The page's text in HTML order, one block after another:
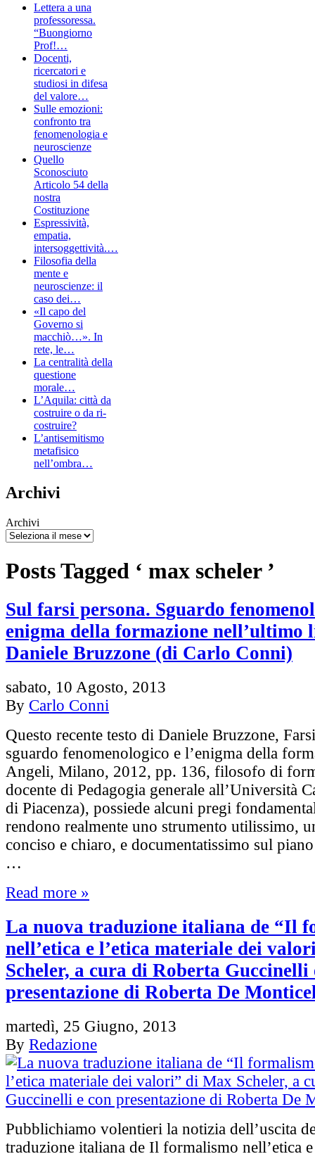
Lettera a una
professoressa.
“Buongiorno
Prof!…
Docenti,
ricercatori e
studiosi in difesa
del valore…
Sulle emozioni:
confronto tra
fenomenologia e
neuroscienze
Quello
Sconosciuto
Articolo 54 della
nostra
Costituzione
Espressività,
empatia,
intersoggettività.…
Filosofia della
mente e
neuroscienze: il
caso dei…
«Il capo del
Governo si
macchiò…». In
rete, le…
La centralità della
questione
morale…
L’Aquila: città da
costruire o da ri-
costruire?
L’antisemitismo
metafisico
nell’ombra…
Archivi
Archivi
Posts Tagged ‘ max scheler ’
Sul farsi persona. Sguardo
enigma della formazione nell’ultimo
Daniele Bruzzone (di Carlo Conni)
sabato, 10 Agosto, 2013
By Carlo Conni
Questo recente testo di Daniele Bruzzone,
sguardo fenomenologico e l’enigma della
Angeli, Milano, 2012, pp. 136, filosofo di
docente di Pedagogia generale all’Università
di Piacenza), possiede alcuni pregi
rendono realmente uno strumento utilissimo,
conciso e chiaro, e documentatissimo sul
…
Read more »
La nuova traduzione italiana de “Il
nell’etica e l’etica materiale dei
Scheler, a cura di Roberta Guccinelli
presentazione di Roberta De
martedì, 25 Giugno, 2013
By Redazione
Pubblichiamo volentieri la notizia dell’uscita
traduzione italiana de Il formalismo nell’etica e